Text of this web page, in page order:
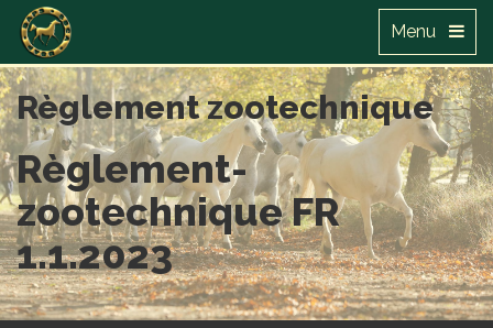
Menu
Règlement zootechnique
Règlement-
zootechnique FR
1.1.2023